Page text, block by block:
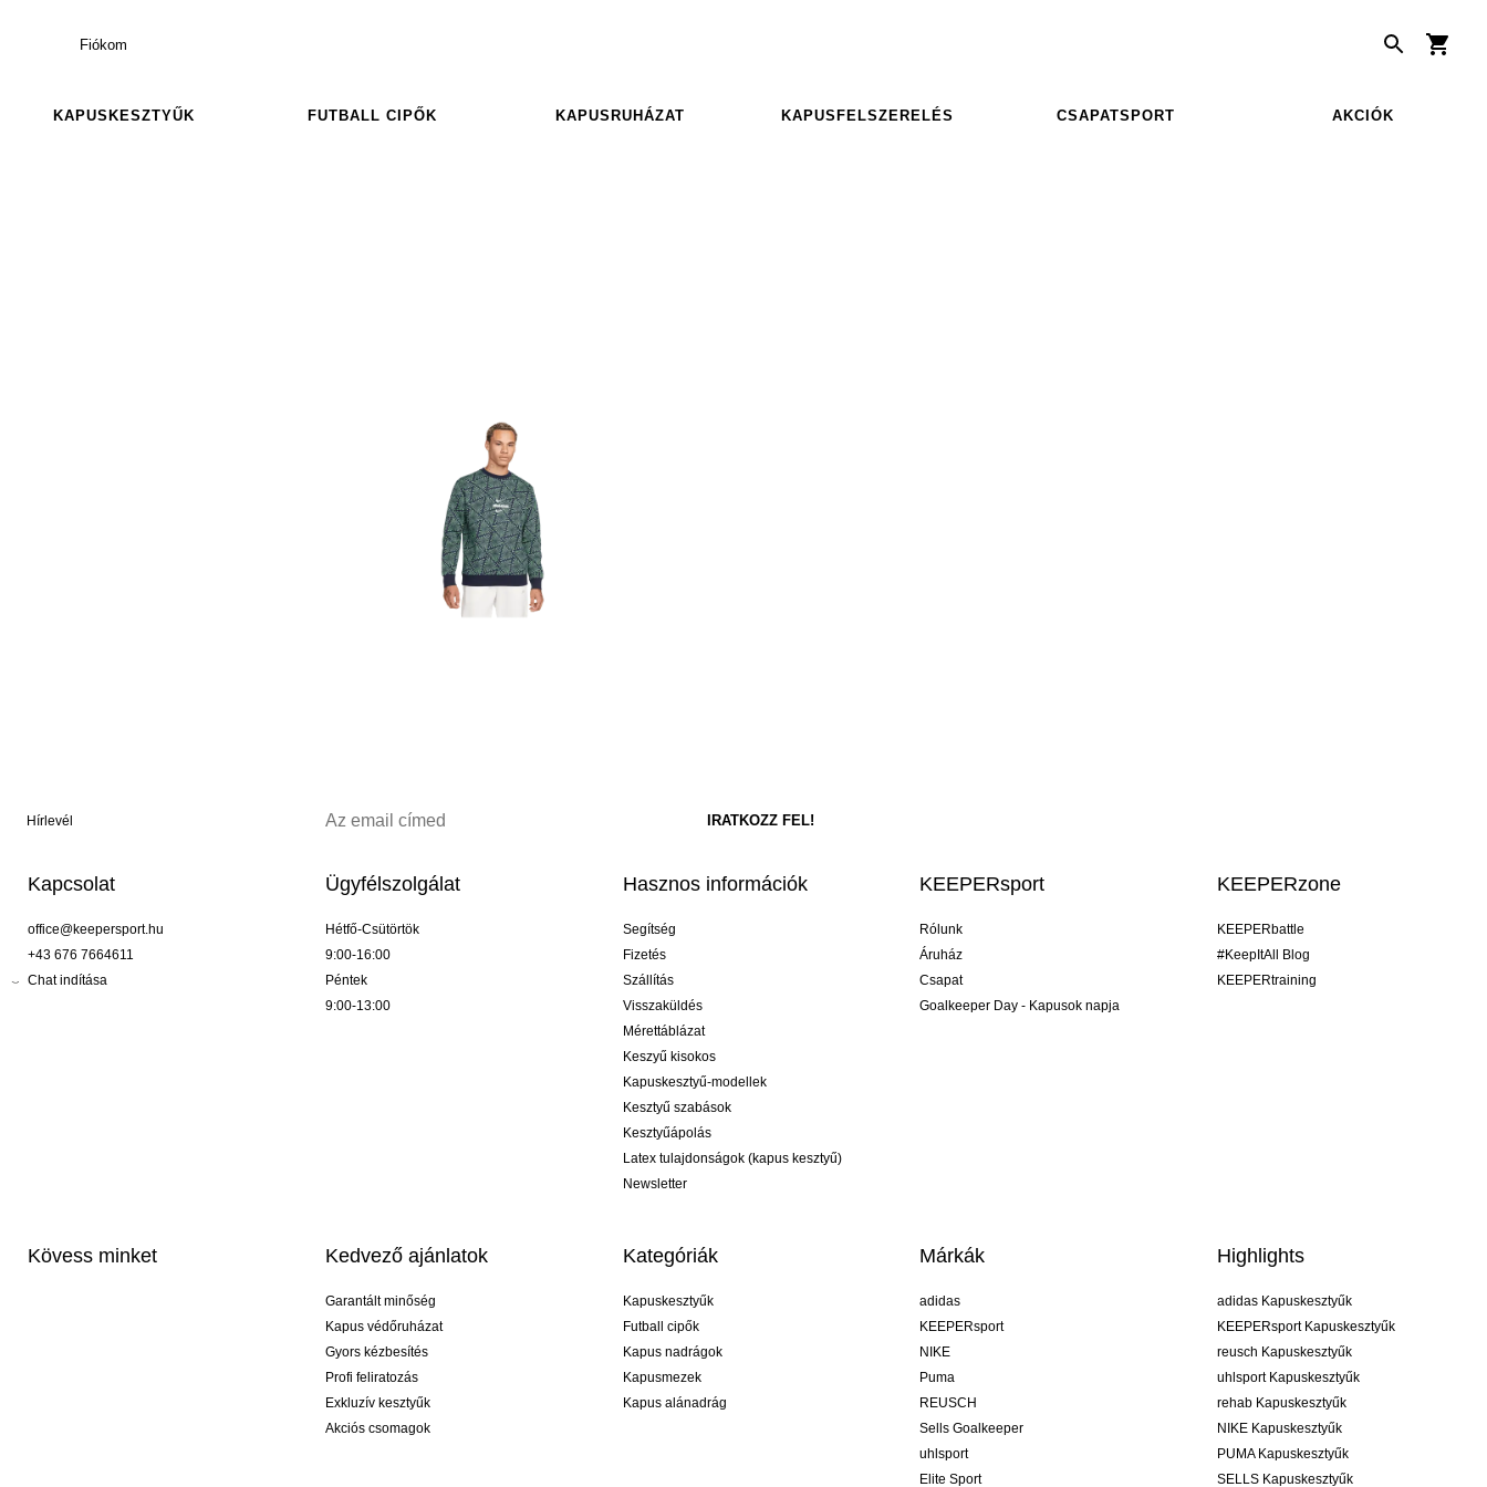
Fiókom
KAPUSKESZTYŰK FUTBALL CIPŐK KAPUSRUHÁZAT KAPUSFELSZERELÉS CSAPATSPORT AKCIÓK
Hírlevél
Kapcsolat
office@keepersport.hu
+43 676 7664611
Chat indítása
Ügyfélszolgálat
Hétfő-Csütörtök
9:00-16:00
Péntek
9:00-13:00
Hasznos információk
Segítség
Fizetés
Szállítás
Visszaküldés
Mérettáblázat
Keszyű kisokos
Kapuskesztyű-modellek
Kesztyű szabások
Kesztyűápolás
Latex tulajdonságok (kapus kesztyű)
Newsletter
KEEPERsport
Rólunk
Áruház
Csapat
Goalkeeper Day - Kapusok napja
KEEPERzone
KEEPERbattle
#KeepItAll Blog
KEEPERtraining
Kövess minket Kedvező ajánlatok
Garantált minőség
Kapus védőruházat
Gyors kézbesítés
Profi feliratozás
Exkluzív kesztyűk
Akciós csomagok
Kategóriák
Kapuskesztyűk
Futball cipők
Kapus nadrágok
Kapusmezek
Kapus alánadrág
Márkák
adidas
KEEPERsport
NIKE
Puma
REUSCH
Sells Goalkeeper
uhlsport
Elite Sport
Highlights
adidas Kapuskesztyűk
KEEPERsport Kapuskesztyűk
reusch Kapuskesztyűk
uhlsport Kapuskesztyűk
rehab Kapuskesztyűk
NIKE Kapuskesztyűk
PUMA Kapuskesztyűk
SELLS Kapuskesztyűk